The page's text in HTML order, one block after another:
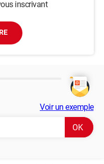
inscrivant
Voir un exemple